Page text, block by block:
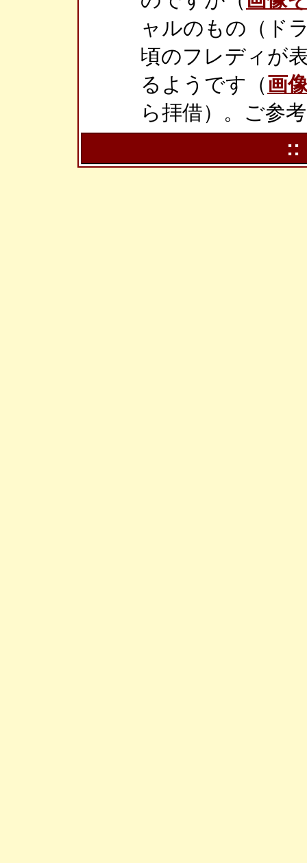
ャルのもの（ド
頃のフレディが
るようです（画
ら拝借）。ご参
::